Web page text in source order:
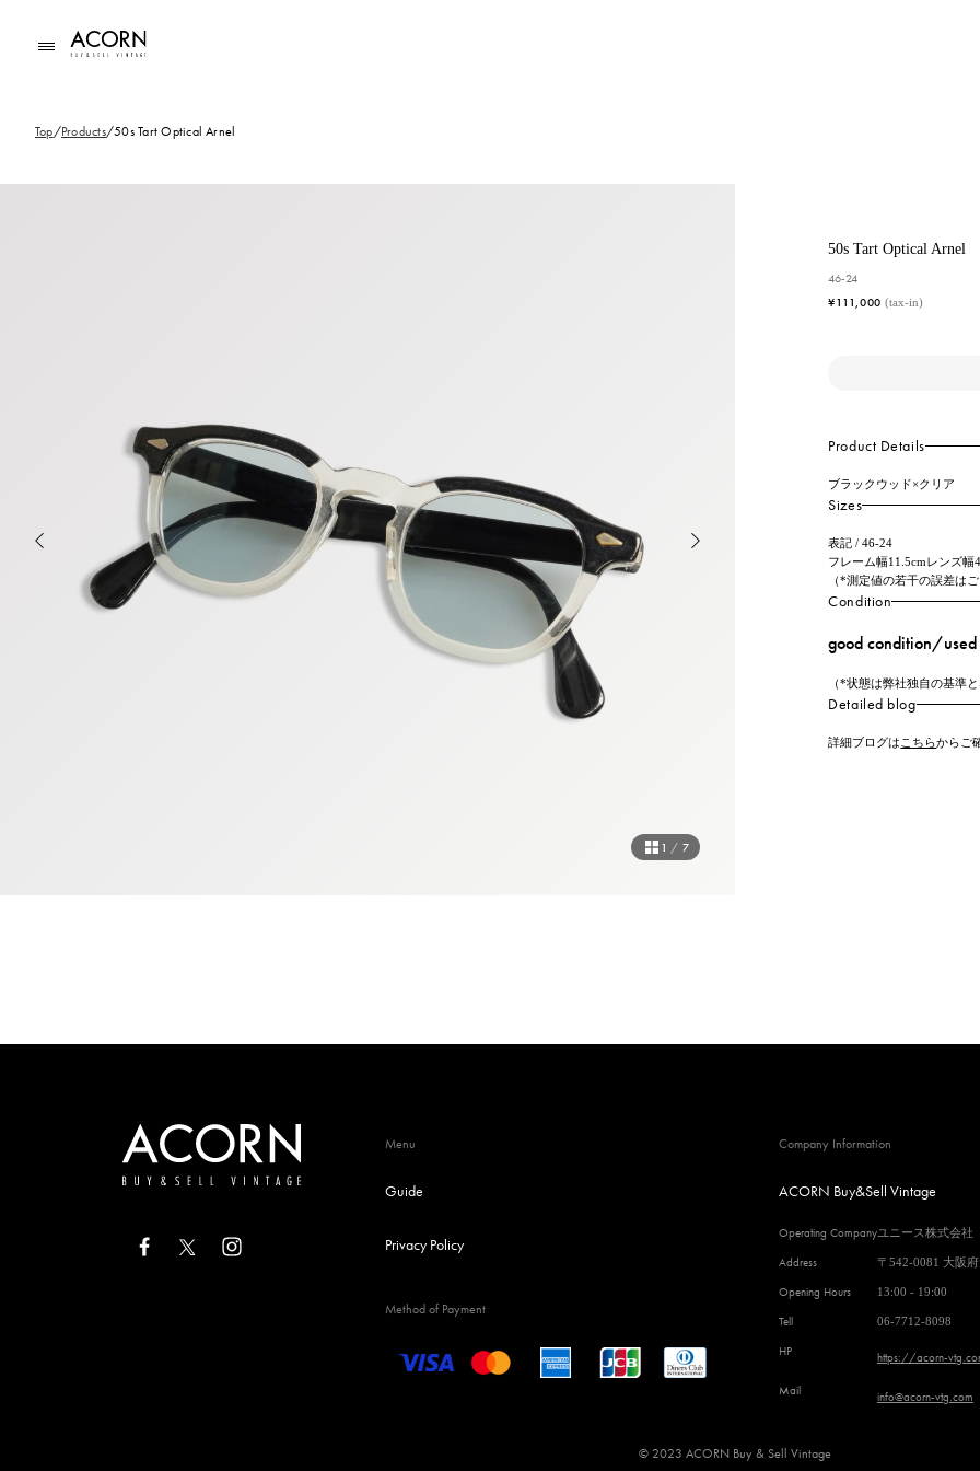
進む
Top/Products/50s Tart Optical Arnel
1 / 7
50s Tart Optical Arnel
46-24
¥111,000 (tax-in)
Product Details
ブラックウッド×クリア
Sizes
表記 / 46-24
フレーム幅11.5cmレンズ幅
（*測定値の若干の誤差は
Condition
good condition/used
（*状態は弊社独自の基準
Detailed blog
詳細ブログは こちらからご
Menu
Guide
Privacy Policy
Method of Payment
Company Information
ACORN Buy&Sell Vintage
Operating Companyユニース株式会社
Address 〒542-0081 大阪
Opening Hours 13:00 - 19:00
Tell 06-7712-8098
HP https://acorn-
Mail info@acorn-vtg.com
© 2023 ACORN Buy & Sell Vintage